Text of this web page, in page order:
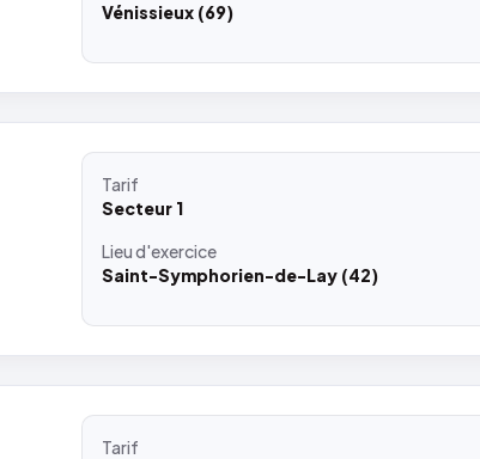
Vénissieux (69)
Tarif
Secteur 1
Lieud'exercice
Saint-Symphorien-de-Lay (42)
Tarif